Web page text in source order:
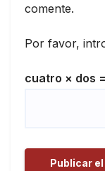
comente.
Por favor,
cuatro × dos =